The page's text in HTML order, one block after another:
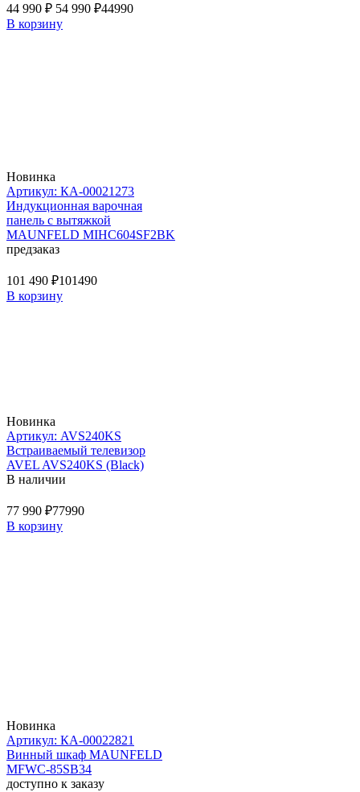
44 990 ₽ 54 990 ₽44990
В корзину
Новинка
Артикул: КА-00021273
Индукционная варочная
панель с вытяжкой
MAUNFELD MIHC604SF2BK
предзаказ
101 490 ₽101490
В корзину
Новинка
Артикул: AVS240KS
Встраиваемый телевизор
AVEL AVS240KS (Black)
В наличии
77 990 ₽77990
В корзину
Новинка
Артикул: КА-00022821
Винный шкаф MAUNFELD
MFWC-85SB34
доступно к заказу